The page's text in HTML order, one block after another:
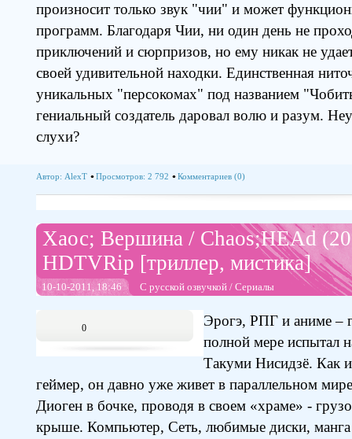
произносит только звук "чии" и может
программ. Благодаря Чии, ни один день не
приключений и сюрпризов, но ему никак не
своей удивительной находки. Единственная
уникальных "персокомах" под названием
гениальный создатель даровал волю и разум.
слухи?
Автор: AlexT Просмотров: 2 792 Комментариев (0)
Хаос; Вершина / Chaos;HEAd
HDTVRip [триллер, мистика]
10-10-2011, 18:46 С русской озвучкой / Сериалы
0
Эрогэ, РПГ и аниме –
полной мере испытал
Такуми Нисидзё. Как
геймер, он давно уже живет в параллельном
Диоген в бочке, проводя в своем «храме» -
крыше. Компьютер, Сеть, любимые диски, манга